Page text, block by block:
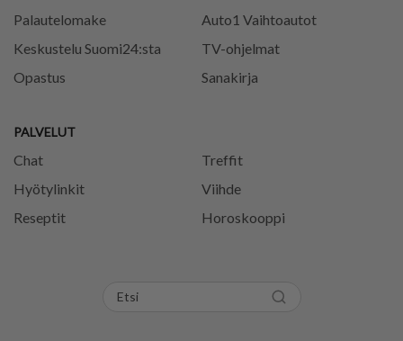
Palautelomake
Keskustelu Suomi24:sta
Opastus
PALVELUT
Chat
Treffit
Hyötylinkit
Viihde
Reseptit
Horoskooppi
Auto1 Vaihtoautot
TV-ohjelmat
Sanakirja